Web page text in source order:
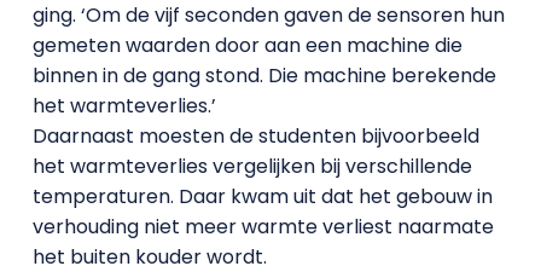
ging. ‘Om de vijf seconden gaven de sensoren hun
gemeten waarden door aan een machine die
binnen in de gang stond. Die machine berekende
het warmteverlies.’
Daarnaast moesten de studenten bijvoorbeeld
het warmteverlies vergelijken bij verschillende
temperaturen. Daar kwam uit dat het gebouw in
verhouding niet meer warmte verliest naarmate
het buiten kouder wordt.